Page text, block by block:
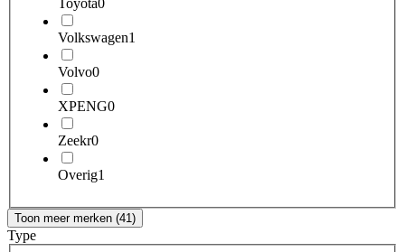
Volkswagen1
Volvo0
XPENG0
Zeekr0
Overig1
Toon meer merken (41)
Type